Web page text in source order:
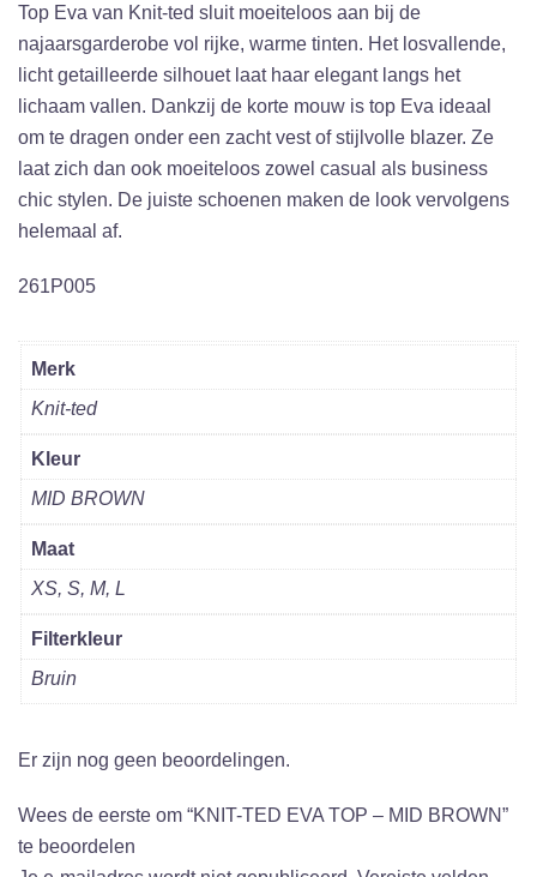
Top Eva van Knit-ted sluit moeiteloos aan bij de
najaarsgarderobe vol rijke, warme tinten. Het losvallende,
licht getailleerde silhouet laat haar elegant langs het
lichaam vallen. Dankzij de korte mouw is top Eva ideaal
om te dragen onder een zacht vest of stijlvolle blazer. Ze
laat zich dan ook moeiteloos zowel casual als business
chic stylen. De juiste schoenen maken de look vervolgens
helemaal af.
261P005
Merk
Knit-ted
Kleur
MID BROWN
Maat
XS, S, M, L
Filterkleur
Bruin
Er zijn nog geen beoordelingen.
Wees de eerste om “KNIT-TED EVA TOP – MID BROWN”
te beoordelen